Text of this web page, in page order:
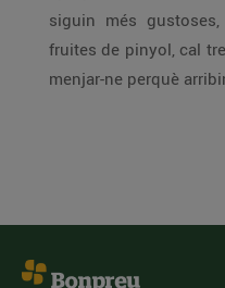
siguin més
fruites de pinyol, cal
menjar-ne perquè